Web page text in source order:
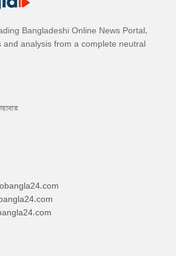
Bangladeshi Online News Portal,
analysis from a complete neutral